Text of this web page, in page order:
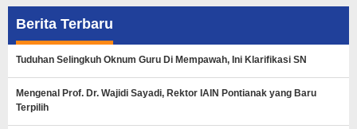
Berita Terbaru
Tuduhan Selingkuh Oknum Guru Di Mempawah, Ini Klarifikasi SN
Mengenal Prof. Dr. Wajidi Sayadi, Rektor IAIN Pontianak yang Baru
Terpilih